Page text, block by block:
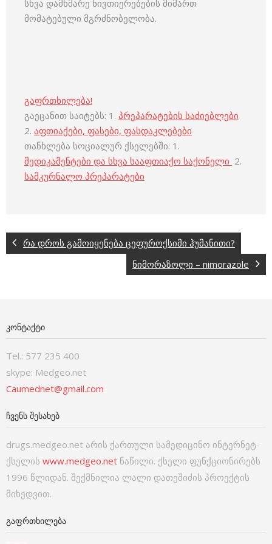
სხვა დამხმარე ნივთიერებების მიმართ
მომატებული მგრძნობელობა.
გაფრთხილება!
გაეცანით საიტებს: 1. პრეპარატების საძიებლები
2. აფთიაქები, ფასები, ფასდაკლებები
თანხლება სოციალურ ქსელებში: 1.
მედიკამენტები და სხვა სააფთიაქო საქონელი 2.
სამკურნალო პრეპარატები
რა დროს გამოიყენება ცეფუროქსიმი ჰუმანითი?
ნიმორაზოლი – nimorazole
ᲙᲝᲜᲢᲐᲥᲢᲘ
Tel.: 577 235 400
skype: Medgeo.net
Caumednet@gmail.com
ᲩᲕᲔᲜᲡ ᲨᲔᲡᲐᲮᲔᲑ
drugs.medgeo.net არის ქართული სამედიცინო ინტერნეტ-
ქსელის www.medgeo.net ნაწილი. ქსელი ფუნქციონირებს
1996 წლიდან. შექმნილია ლალი დათეშიძის პროექტის
მიხედვით.
ᲒᲐᲤᲠᲗᲮᲘᲚᲔᲑᲐ